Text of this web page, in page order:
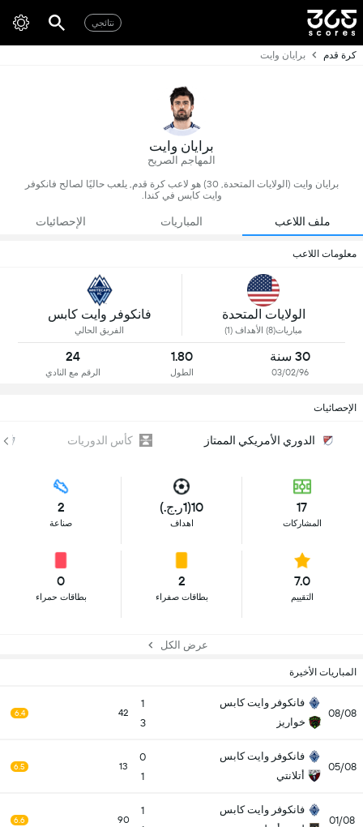
نتائجي
كرة قدم برايان وايت
برايان وايت
المهاجم الصريح
برايان وايت (الولايات المتحدة, 30) هو لاعب كرة قدم, يلعب حاليًا لصالح فانكوفر
وايت كابس في كندا.
ملف اللاعب المباريات الإحصائيات
معلومات اللاعب
الولايات المتحدة
مباريات(8) الأهداف (1)
فانكوفر وايت كابس
الفريق الحالي
30 سنة
03/02/96
1.80
الطول
24
الرقم مع النادي
الإحصائيات
الدوري الأمريكي الممتاز كأس الدوريات
17
المشاركات
10(1ر.ج.)
اهداف
2
صناعة
7.0
التقييم
2
بطاقات صفراء
0
بطاقات حمراء
عرض الكل
المباريات الأخيرة
08/08
فانكوفر وايت كابس
خواريز
1
3
42
6.4
05/08
فانكوفر وايت كابس
أتلانتي
0
1
13
6.5
01/08
فانكوفر وايت كابس
1
90
6.6